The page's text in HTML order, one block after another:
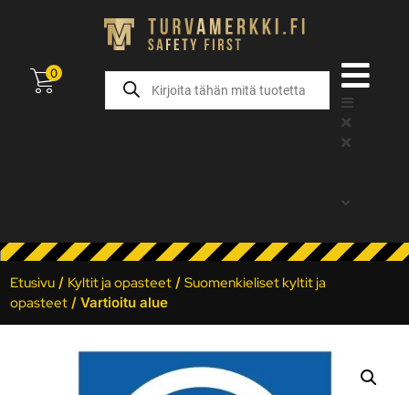
0
Etusivu / Kyltit ja opasteet /Suomenkieliset kyltit ja
opasteet / Vartioitu alue